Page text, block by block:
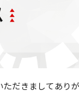
だきましてあり